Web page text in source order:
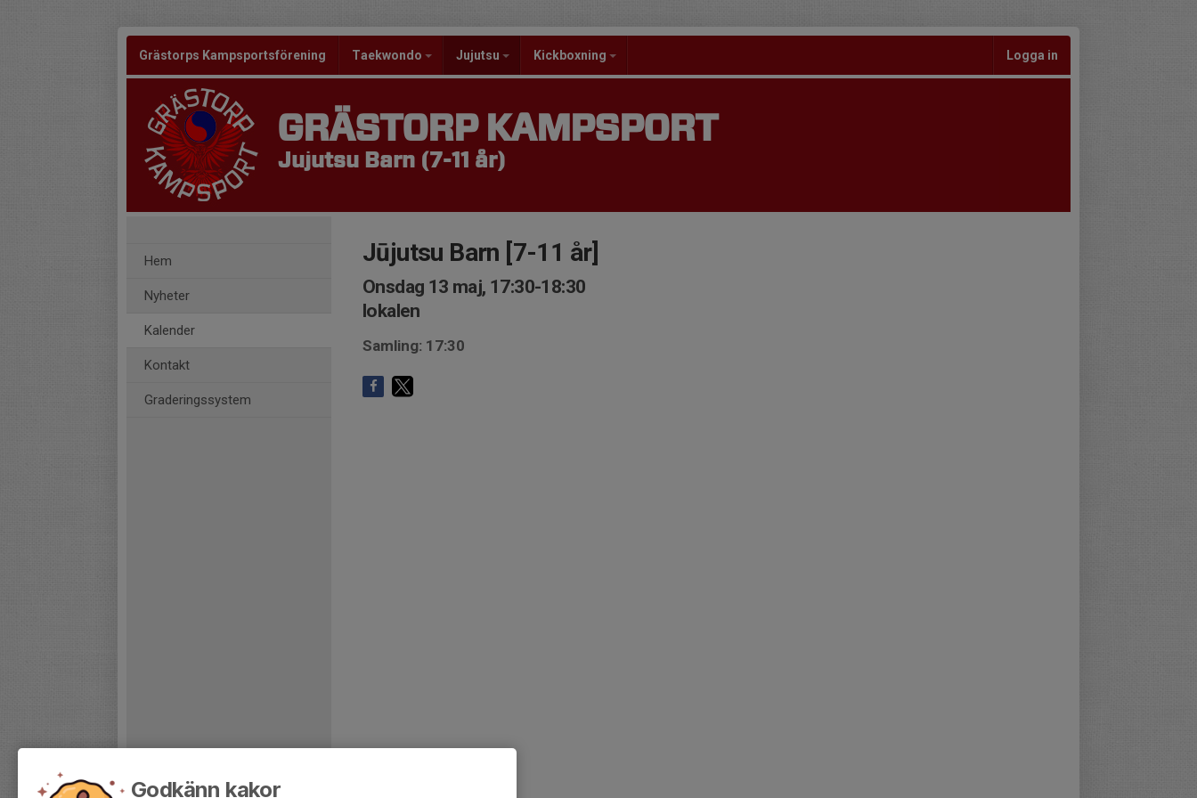
Grästorps Kampsportsförening Taekwondo Jujutsu Kickboxning Logga in
GRÄSTORP KAMPSPORT
Jujutsu Barn (7-11 år)
Hem
Nyheter
Kalender
Kontakt
Graderingssystem
Jūjutsu Barn [7-11 år]
Onsdag 13 maj, 17:30-18:30
lokalen
Samling: 17:30
Godkänn kakor